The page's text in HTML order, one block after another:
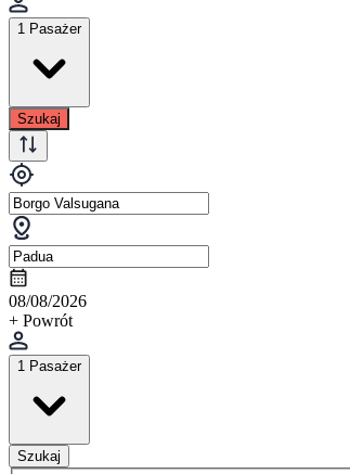
1 Pasażer
Szukaj
08/08/2026
+ Powrót
1 Pasażer
Szukaj